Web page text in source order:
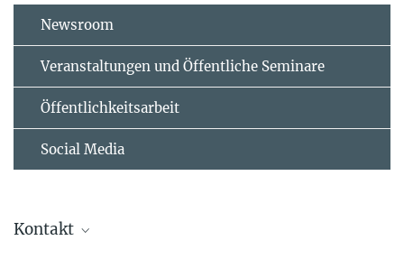
Newsroom
Veranstaltungen und Öffentliche Seminare
Öffentlichkeitsarbeit
Social Media
Kontakt